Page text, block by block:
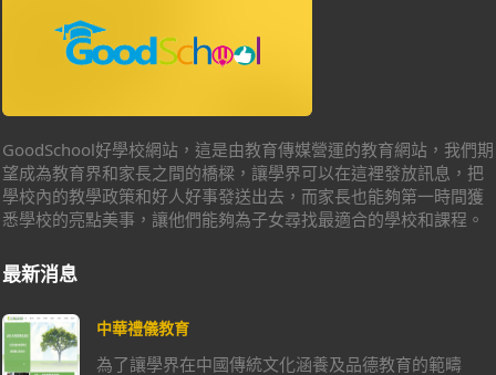
GoodSchool好學校網站，這是由教育傳媒營運的教育網站，我們期
望成為教育界和家長之間的橋樑，讓學界可以在這裡發放訊息，把
學校內的教學政策和好人好事發送出去，而家長也能夠第一時間獲
悉學校的亮點美事，讓他們能夠為子女尋找最適合的學校和課程。
最新消息
中華禮儀教育
為了讓學界在中國傳統文化涵養及品德教育的範疇